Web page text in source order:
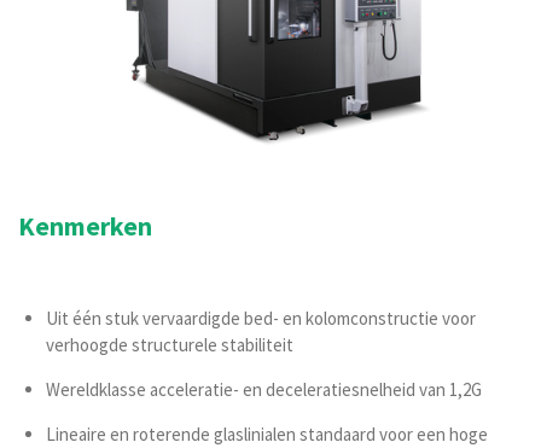
Kenmerken
Uit één stuk vervaardigde bed- en kolomconstructie voor
verhoogde structurele stabiliteit
Wereldklasse acceleratie- en deceleratiesnelheid van 1,2G
Lineaire en roterende glaslinialen standaard voor een hoge